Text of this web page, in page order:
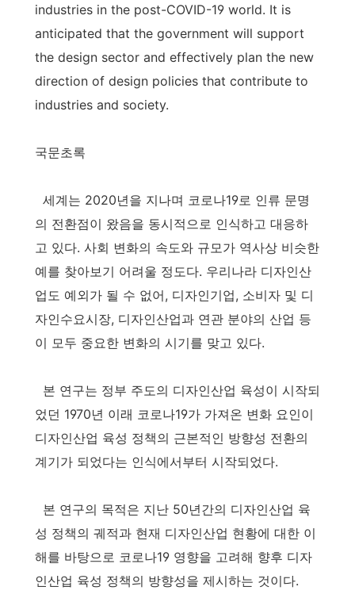
industries in the post-COVID-19 world. It is
anticipated that the government will support
the design sector and effectively plan the new
direction of design policies that contribute to
industries and society.
국문초록
세계는 2020년을 지나며 코로나19로 인류 문명
의 전환점이 왔음을 동시적으로 인식하고 대응하
고 있다. 사회 변화의 속도와 규모가 역사상 비슷한
예를 찾아보기 어려울 정도다. 우리나라 디자인산
업도 예외가 될 수 없어, 디자인기업, 소비자 및 디
자인수요시장, 디자인산업과 연관 분야의 산업 등
이 모두 중요한 변화의 시기를 맞고 있다.
본 연구는 정부 주도의 디자인산업 육성이 시작되
었던 1970년 이래 코로나19가 가져온 변화 요인이
디자인산업 육성 정책의 근본적인 방향성 전환의
계기가 되었다는 인식에서부터 시작되었다.
본 연구의 목적은 지난 50년간의 디자인산업 육
성 정책의 궤적과 현재 디자인산업 현황에 대한 이
해를 바탕으로 코로나19 영향을 고려해 향후 디자
인산업 육성 정책의 방향성을 제시하는 것이다.